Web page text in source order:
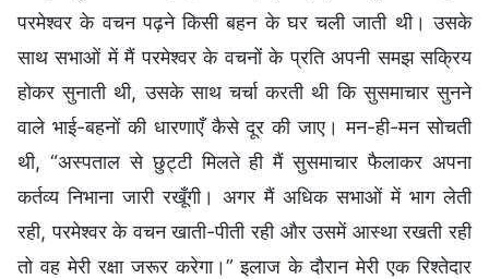
परमेश्वर के वचन पढ़ने किसी बहन के घर चली जाती थी। उसके
साथ सभाओं में मैं परमेश्वर के वचनों के प्रति अपनी समझ सक्रिय
होकर सुनाती थी, उसके साथ चर्चा करती थी कि सुसमाचार सुनने
वाले भाई-बहनों की धारणाएँ कैसे दूर की जाए। मन-ही-मन सोचती
थी, “अस्पताल से छुट्टी मिलते ही मैं सुसमाचार फैलाकर अपना
कर्तव्य निभाना जारी रखूँगी। अगर मैं अधिक सभाओं में भाग लेती
रही, परमेश्वर के वचन खाती-पीती रही और उसमें आस्था रखती रही
तो वह मेरी रक्षा जरूर करेगा।” इलाज के दौरान मेरी एक रिश्तेदार